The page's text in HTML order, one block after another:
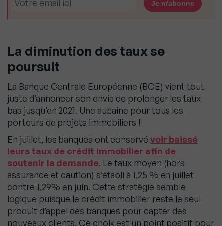
La diminution des taux se
poursuit
La Banque Centrale Européenne (BCE) vient tout
juste d’annoncer son envie de prolonger les taux
bas jusqu’en 2021. Une aubaine pour tous les
porteurs de projets immobiliers !
En juillet, les banques ont conservé voir baissé
leurs taux de crédit immobilier afin de
soutenir la demande. Le taux moyen (hors
assurance et caution) s’établi à 1,25 % en juillet
contre 1,29% en juin. Cette stratégie semble
logique puisque le crédit immobilier reste le seul
produit d’appel des banques pour capter des
nouveaux clients. Ce choix est un point positif pour